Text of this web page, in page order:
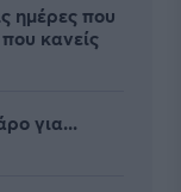
ημέρες που
κανείς
για...